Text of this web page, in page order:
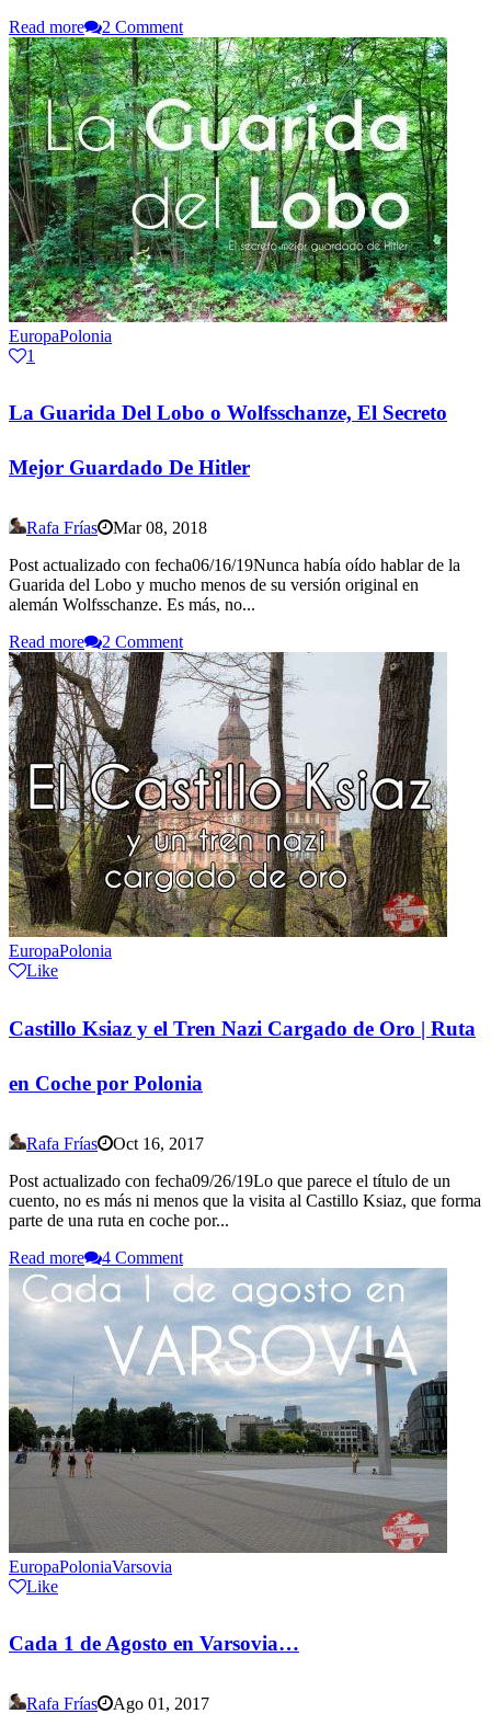
Read more
2 Comment
EuropaPolonia
1
La Guarida Del Lobo o Wolfsschanze, El Secreto
Mejor Guardado De Hitler
Rafa Frías
Mar 08, 2018
Post actualizado con fecha06/16/19Nunca había oído hablar de la
Guarida del Lobo y mucho menos de su versión original en
alemán Wolfsschanze. Es más, no...
Read more
2 Comment
EuropaPolonia
Like
Castillo Ksiaz y el Tren Nazi Cargado de Oro | Ruta
en Coche por Polonia
Rafa Frías
Oct 16, 2017
Post actualizado con fecha09/26/19Lo que parece el título de un
cuento, no es más ni menos que la visita al Castillo Ksiaz, que forma
parte de una ruta en coche por...
Read more
4 Comment
EuropaPoloniaVarsovia
Like
Cada 1 de Agosto en Varsovia…
Rafa Frías
Ago 01, 2017